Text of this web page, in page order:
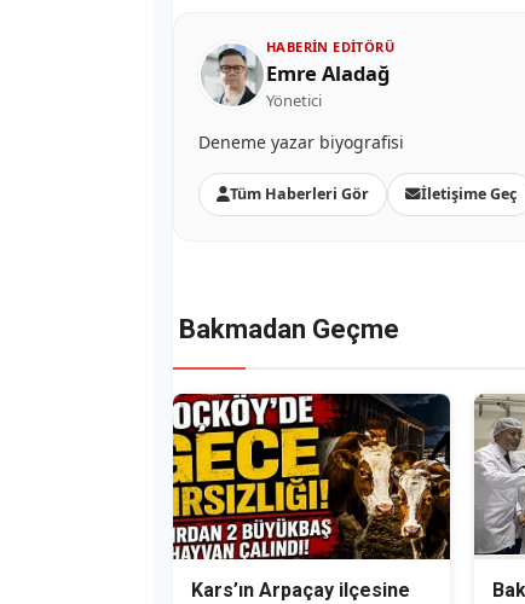
HABERIN EDITÖRÜ
Emre Aladağ
Yönetici
Deneme yazar biyografisi
Tüm Haberleri Gör İletişime Geç
Bakmadan Geçme
Kars’ın Arpaçay ilçesine